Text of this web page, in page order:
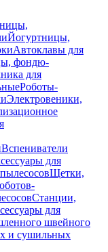
Йогуртницы,
Автоклавы для
фондю-
для
Роботы-
Электровеники,
Вспениватели
для
Щетки,
Станции,
для
швейного
и сушильных